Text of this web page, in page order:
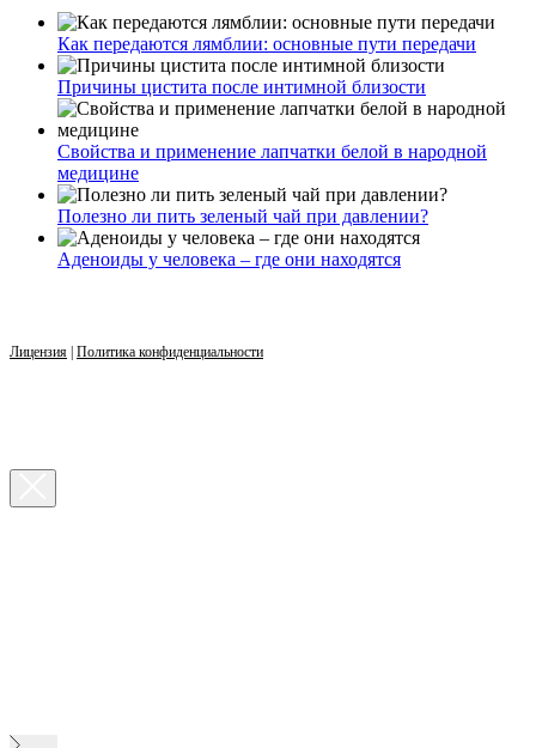
Как передаются лямблии: основные пути передачи
Причины цистита после интимной близости
Свойства и применение лапчатки белой в народной
медицине
Полезно ли пить зеленый чай при давлении?
Аденоиды у человека – где они находятся
Лицензия Политика конфиденциальности